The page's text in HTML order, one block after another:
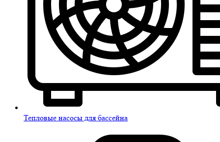
Тепловые насосы для бассейна